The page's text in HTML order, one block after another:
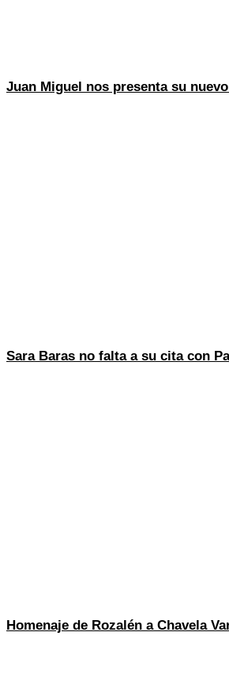
Juan Miguel nos presenta su
Sara Baras no falta a su cita con
Homenaje de Rozalén a Chavela